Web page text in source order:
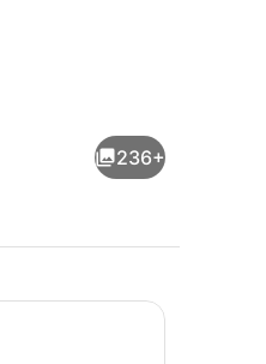
à écran plat de 15 pouces
Plage
236+